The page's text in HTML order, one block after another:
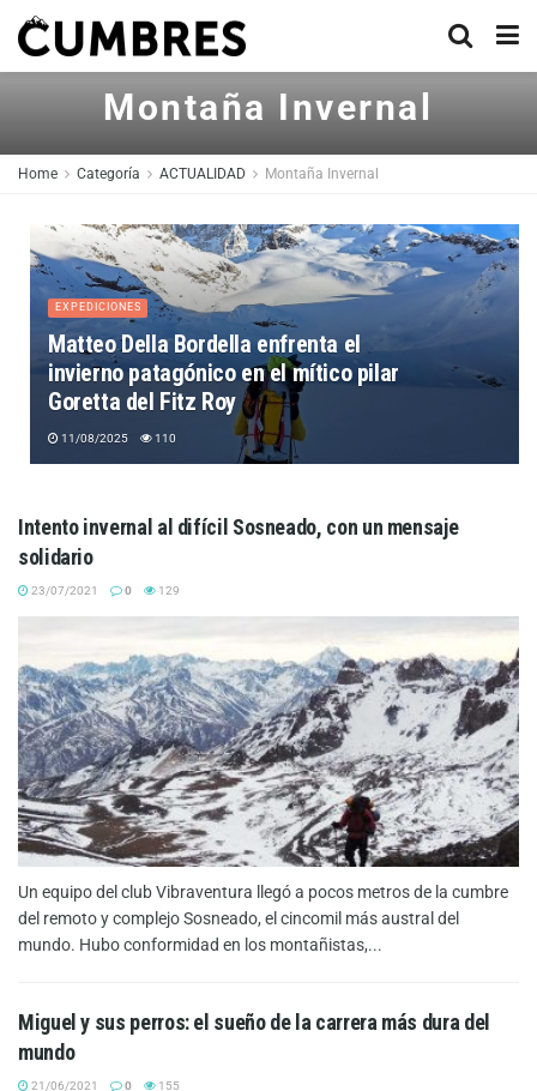
Montaña Invernal
Home Categoría ACTUALIDAD Montaña Invernal
EXPEDICIONES
Matteo Della Bordella enfrenta el
invierno patagónico en el mítico pilar
Goretta del Fitz Roy
11/08/2025 110
Intento invernal al difícil Sosneado, con un mensaje
solidario
23/07/2021 0 129
Un equipo del club Vibraventura llegó a pocos metros de la cumbre
del remoto y complejo Sosneado, el cincomil más austral del
mundo. Hubo conformidad en los montañistas,...
Miguel y sus perros: el sueño de la carrera más dura del
mundo
21/06/2021 0 155